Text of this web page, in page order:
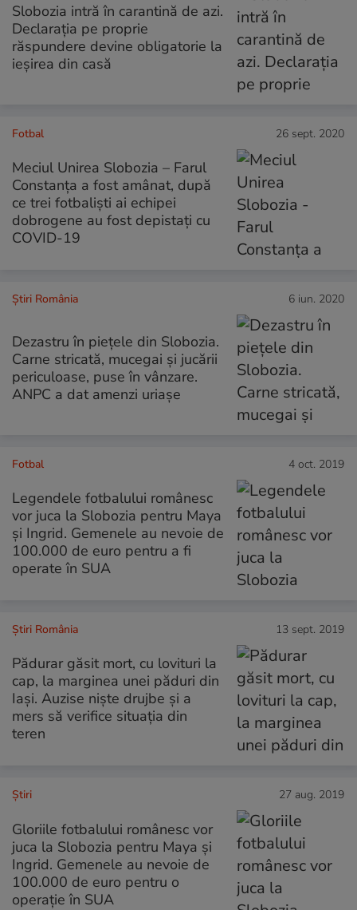
Slobozia intră în carantină de azi.
Declarația pe proprie
răspundere devine obligatorie la
ieșirea din casă
Fotbal 26 sept. 2020
Meciul Unirea Slobozia – Farul
Constanța a fost amânat, după
ce trei fotbaliști ai echipei
dobrogene au fost depistați cu
COVID-19
Știri România 6 iun. 2020
Dezastru în piețele din Slobozia.
Carne stricată, mucegai și jucării
periculoase, puse în vânzare.
ANPC a dat amenzi uriașe
Fotbal 4 oct. 2019
Legendele fotbalului românesc
vor juca la Slobozia pentru Maya
și Ingrid. Gemenele au nevoie de
100.000 de euro pentru a fi
operate în SUA
Știri România 13 sept. 2019
Pădurar găsit mort, cu lovituri la
cap, la marginea unei păduri din
Iași. Auzise niște drujbe și a
mers să verifice situația din
teren
Ştiri 27 aug. 2019
Gloriile fotbalului românesc vor
juca la Slobozia pentru Maya și
Ingrid. Gemenele au nevoie de
100.000 de euro pentru o
operație în SUA